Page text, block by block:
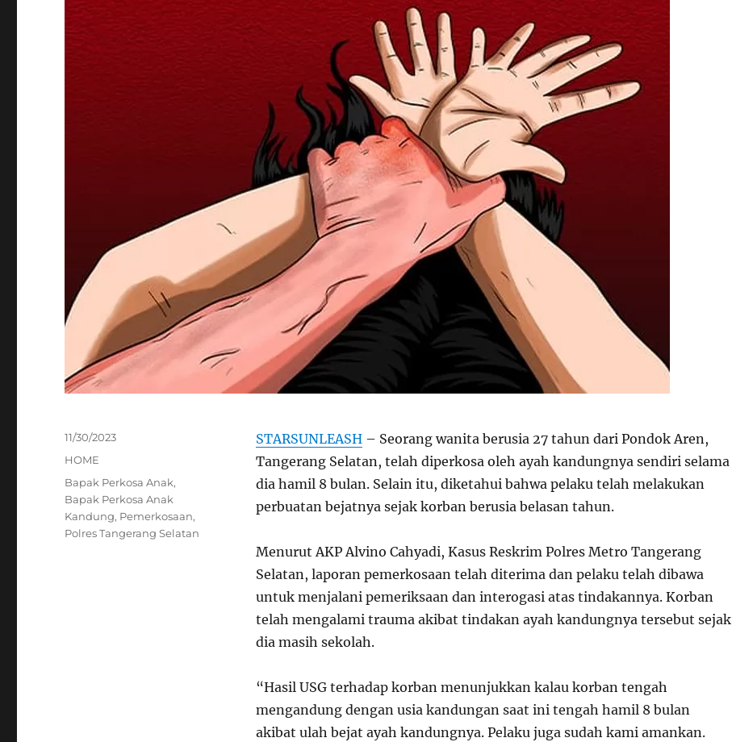
STARSUNLEASH– Seorang wanita berusia 27 tahun dari Pondok Aren,
Tangerang Selatan, telah diperkosa oleh ayah kandungnya sendiri selama
dia hamil 8 bulan. Selain itu, diketahui bahwa pelaku telah melakukan
perbuatan bejatnya sejak korban berusia belasan tahun.
Menurut AKP Alvino Cahyadi, Kasus Reskrim Polres Metro Tangerang
Selatan, laporan pemerkosaan telah diterima dan pelaku telah dibawa
untuk menjalani pemeriksaan dan interogasi atas tindakannya. Korban
telah mengalami trauma akibat tindakan ayah kandungnya tersebut sejak
dia masih sekolah.
“Hasil USG terhadap korban menunjukkan kalau korban tengah
mengandung dengan usia kandungan saat ini tengah hamil 8 bulan
akibat ulah bejat ayah kandungnya. Pelaku juga sudah kami amankan.
Posted
on
11/30/2023
Categories
HOME
Tags
Bapak Perkosa Anak,
Bapak Perkosa Anak
Kandung, Pemerkosaan,
Polres Tangerang Selatan